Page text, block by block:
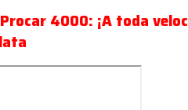
Procar 4000: ¡A toda